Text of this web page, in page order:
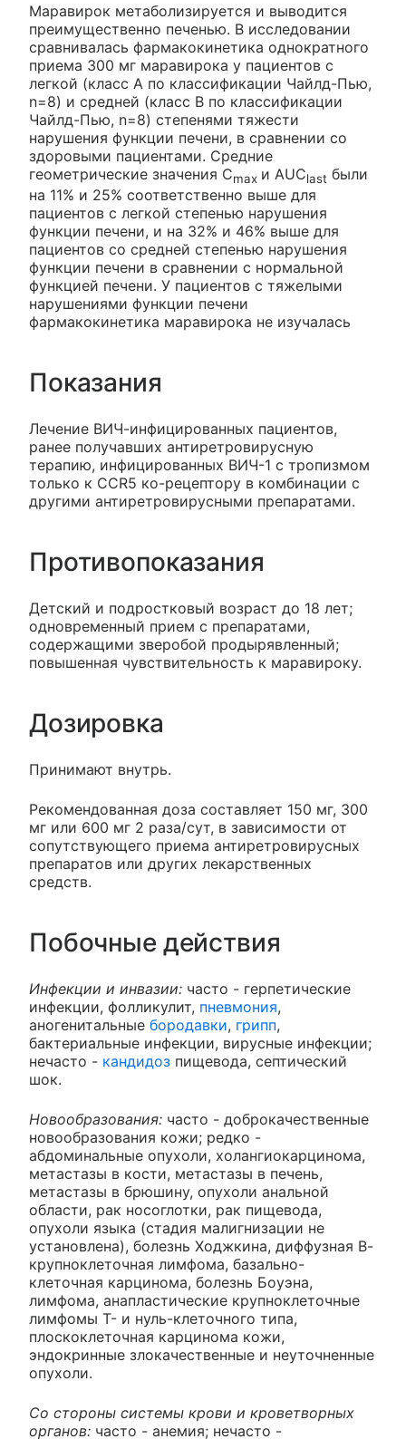
Маравирок метаболизируется и выводится
преимущественно печенью. В исследовании
сравнивалась фармакокинетика однократного
приема 300 мг маравирока у пациентов с
легкой (класс А по классификации Чайлд-Пью,
n=8) и средней (класс В по классификации
Чайлд-Пью, n=8) степенями тяжести
нарушения функции печени, в сравнении со
здоровыми пациентами. Средние
геометрические значения Cmax и AUClast были
на 11% и 25% соответственно выше для
пациентов с легкой степенью нарушения
функции печени, и на 32% и 46% выше для
пациентов со средней степенью нарушения
функции печени в сравнении с нормальной
функцией печени. У пациентов с тяжелыми
нарушениями функции печени
фармакокинетика маравирока не изучалась
Показания
Лечение ВИЧ-инфицированных пациентов,
ранее получавших антиретровирусную
терапию, инфицированных ВИЧ-1 с тропизмом
только к CCR5 ко-рецептору в комбинации с
другими антиретровирусными препаратами.
Противопоказания
Детский и подростковый возраст до 18 лет;
одновременный прием с препаратами,
содержащими зверобой продырявленный;
повышенная чувствительность к маравироку.
Дозировка
Принимают внутрь.
Рекомендованная доза составляет 150 мг, 300
мг или 600 мг 2 раза/сут, в зависимости от
сопутствующего приема антиретровирусных
препаратов или других лекарственных
средств.
Побочные действия
Инфекции и инвазии: часто - герпетические
инфекции, фолликулит, пневмония,
аногенитальные бородавки, грипп,
бактериальные инфекции, вирусные инфекции;
нечасто - кандидоз пищевода, септический
шок.
Новообразования: часто - доброкачественные
новообразования кожи; редко -
абдоминальные опухоли, холангиокарцинома,
метастазы в кости, метастазы в печень,
метастазы в брюшину, опухоли анальной
области, рак носоглотки, рак пищевода,
опухоли языка (стадия малигнизации не
установлена), болезнь Ходжкина, диффузная В-
крупноклеточная лимфома, базально-
клеточная карцинома, болезнь Боуэна,
лимфома, анапластические крупноклеточные
лимфомы Т- и нуль-клеточного типа,
плоскоклеточная карцинома кожи,
эндокринные злокачественные и неуточненные
опухоли.
Со стороны системы крови и кроветворных
органов: часто - анемия; нечасто -